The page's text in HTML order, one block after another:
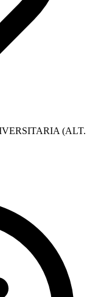
(ALT.